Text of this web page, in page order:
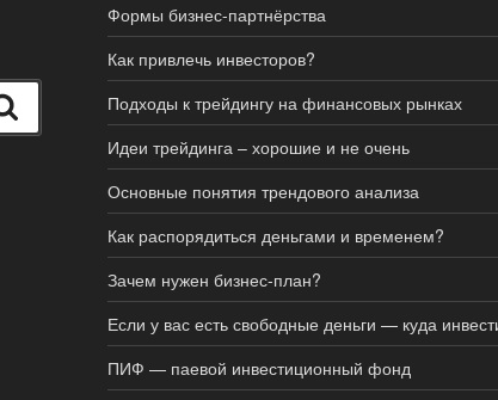
Формы бизнес-партнёрства
Как привлечь инвесторов?
Подходы к трейдингу на финансовых рынках
Идеи трейдинга – хорошие и не очень
Основные понятия трендового анализа
Как распорядиться деньгами и временем?
Зачем нужен бизнес-план?
Если у вас есть свободные деньги — куда
ПИФ — паевой инвестиционный фонд